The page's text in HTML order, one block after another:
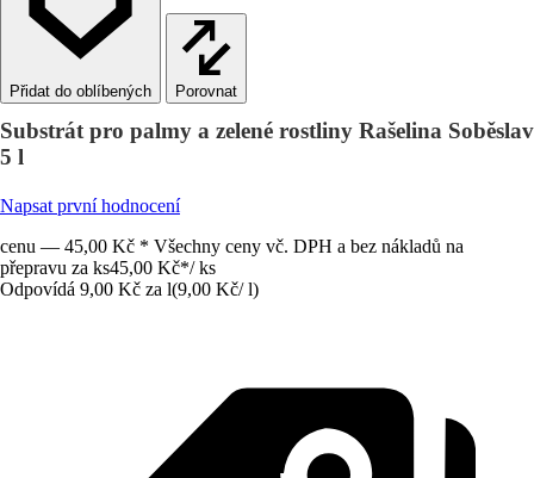
Porovnat
Substrát pro palmy a zelené rostliny Rašelina Soběslav
5 l
Napsat první hodnocení
cenu — 45,00 Kč * Všechny ceny vč. DPH a bez nákladů na
přepravu za ks45,00 Kč*/ ks
Odpovídá 9,00 Kč za l(9,00 Kč/ l)